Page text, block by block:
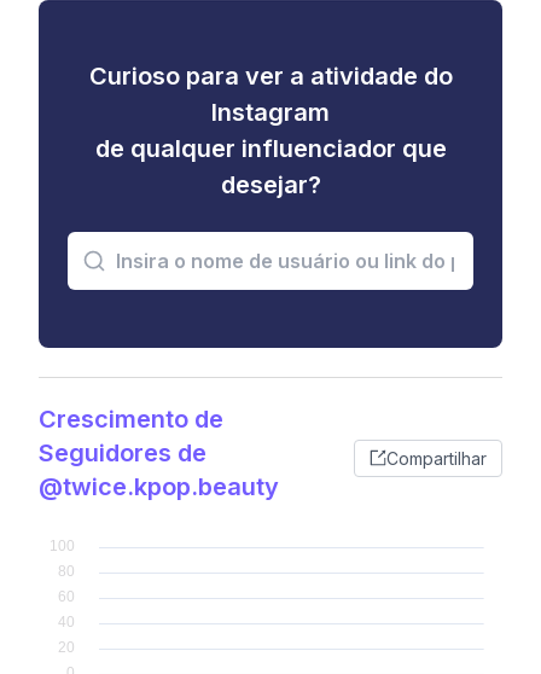
Curioso para ver a atividade do
Instagram
de qualquer influenciador que
desejar?
Crescimento de
Seguidores de
@twice.kpop.beauty
Compartilhar